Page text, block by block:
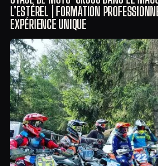
L’ESTÉREL | FORMATION
EXPÉRIENCE UNIQUE